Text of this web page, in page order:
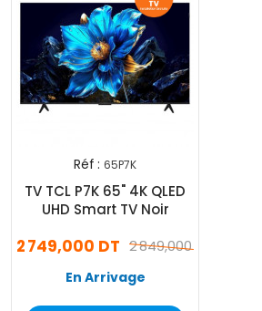
Réf : 65P7K
TV TCL P7K 65" 4K QLED
UHD Smart TV Noir
2 849,000 DT
2 749,000 DT
En Arrivage